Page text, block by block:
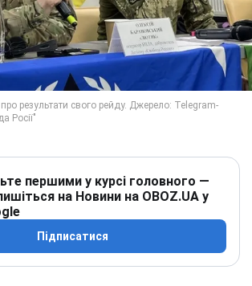
першими у курсі головного —
на Новини на OBOZ.UA у
Підписатися